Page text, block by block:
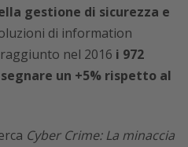
gestione di sicurezza e
di information
nel 2016 i 972
un +5% rispetto al
Cyber Crime: La minaccia